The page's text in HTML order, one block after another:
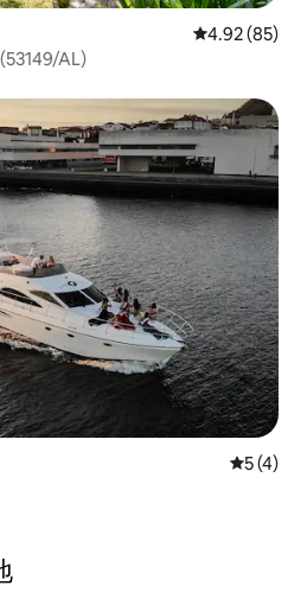
平均评分
4.92 (85)
AL)
平均评分
5 (4)